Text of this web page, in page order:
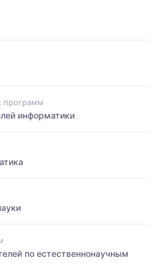
программ
информатики
по естественнонаучным